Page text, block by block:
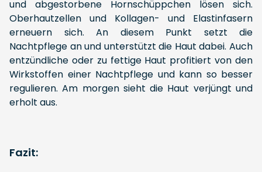
und abgestorbene Hornschüppchen lösen sich.
Oberhautzellen und Kollagen- und Elastinfasern
erneuern sich. An diesem Punkt setzt die
Nachtpflege an und unterstützt die Haut dabei. Auch
entzündliche oder zu fettige Haut profitiert von den
Wirkstoffen einer Nachtpflege und kann so besser
regulieren. Am morgen sieht die Haut verjüngt und
erholt aus.
Fazit: